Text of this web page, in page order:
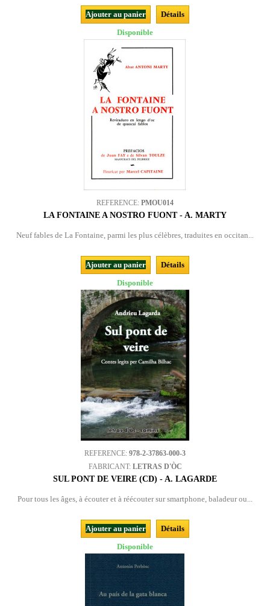
Ajouter au panier
Détails
Disponible
REFERENCE: PMOU014
LA FONTAINE A NOSTRO FUONT - A. MARTY
Neuf fables de La Fontaine, parmi les plus célèbres, traduites en occitan...
Ajouter au panier
Détails
Disponible
REFERENCE: 978-2-37863-000-3
FABRICANT: LETRAS D'ÒC
SUL PONT DE VEIRE (CD) - A. LAGARDE
Pour tous les âges, à écouter et à réécouter sur smartphone, baladeur ou...
Ajouter au panier
Détails
Disponible